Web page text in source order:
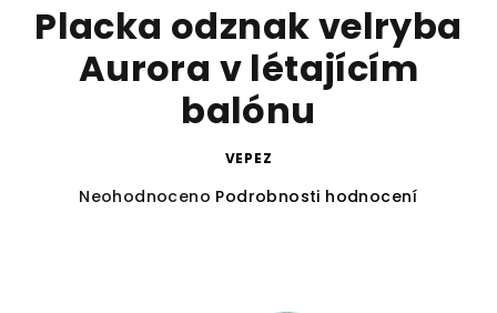
košík
Placka odznak velryba
Aurora v létajícím
balónu
VEPEZ
Průměrné
Neohodnoceno Podrobnosti hodnocení